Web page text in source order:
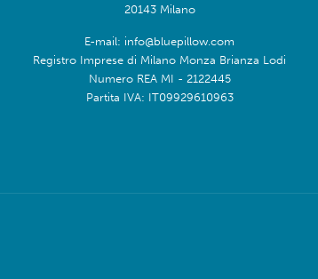
20143 Milano
E-mail: info@bluepillow.com
Registro Imprese di Milano Monza Brianza Lodi
Numero REA MI - 2122445
Partita IVA: IT09929610963